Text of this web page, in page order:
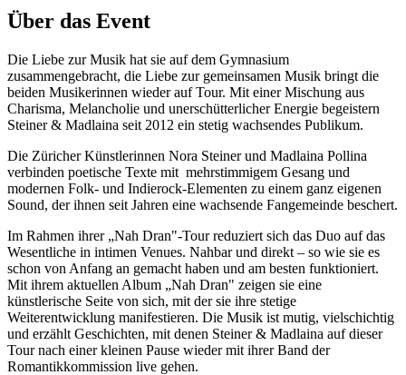
Über das Event
Die Liebe zur Musik hat sie auf dem Gymnasium
zusammengebracht, die Liebe zur gemeinsamen Musik bringt die
beiden Musikerinnen wieder auf Tour. Mit einer Mischung aus
Charisma, Melancholie und unerschütterlicher Energie begeistern
Steiner & Madlaina seit 2012 ein stetig wachsendes Publikum.
Die Züricher Künstlerinnen Nora Steiner und Madlaina Pollina
verbinden poetische Texte mit mehrstimmigem Gesang und
modernen Folk- und Indierock-Elementen zu einem ganz eigenen
Sound, der ihnen seit Jahren eine wachsende Fangemeinde beschert.
Im Rahmen ihrer „Nah Dran"-Tour reduziert sich das Duo auf das
Wesentliche in intimen Venues. Nahbar und direkt – so wie sie es
schon von Anfang an gemacht haben und am besten funktioniert.
Mit ihrem aktuellen Album „Nah Dran" zeigen sie eine
künstlerische Seite von sich, mit der sie ihre stetige
Weiterentwicklung manifestieren. Die Musik ist mutig, vielschichtig
und erzählt Geschichten, mit denen Steiner & Madlaina auf dieser
Tour nach einer kleinen Pause wieder mit ihrer Band der
Romantikkommission live gehen.